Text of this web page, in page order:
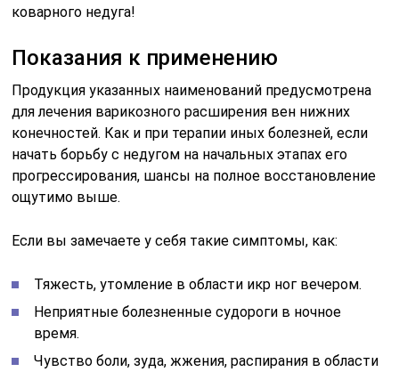
коварного недуга!
Показания к применению
Продукция указанных наименований предусмотрена
для лечения варикозного расширения вен нижних
конечностей. Как и при терапии иных болезней, если
начать борьбу с недугом на начальных этапах его
прогрессирования, шансы на полное восстановление
ощутимо выше.
Если вы замечаете у себя такие симптомы, как:
Тяжесть, утомление в области икр ног вечером.
Неприятные болезненные судороги в ночное
время.
Чувство боли, зуда, жжения, распирания в области